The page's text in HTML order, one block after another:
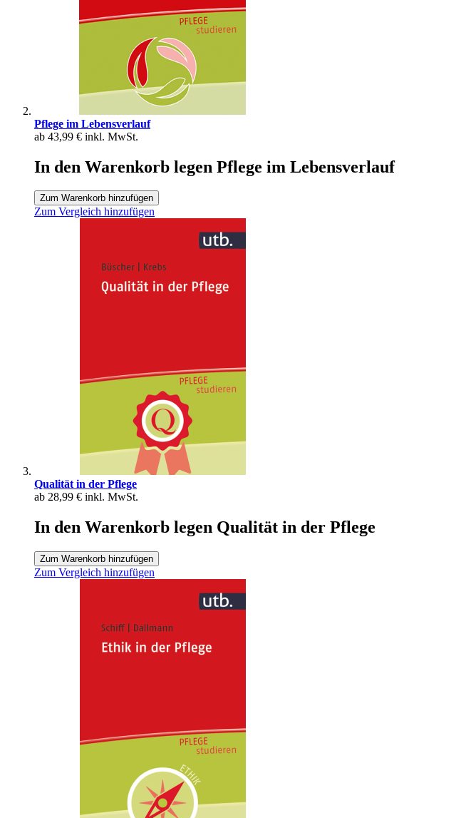
Pflege im Lebensverlauf
ab 43,99 € inkl. MwSt.
In den Warenkorb legen Pflege im Lebensverlauf
Zum Warenkorb hinzufügen
Zum Vergleich hinzufügen
Qualität in der Pflege
ab 28,99 € inkl. MwSt.
In den Warenkorb legen Qualität in der Pflege
Zum Warenkorb hinzufügen
Zum Vergleich hinzufügen